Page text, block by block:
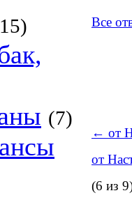
(7)
Все
← от
от
(6 из